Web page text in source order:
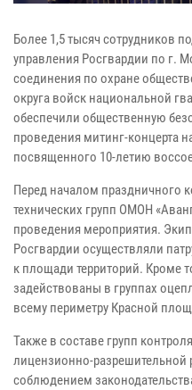
Более 1,5 тысяч сотрудников
управления Росгвардии по г.
соединения по охране
округа войск национальной
обеспечили общественную
проведения митинг-концерта
посвященного 10-летию
Перед началом праздничного
технических групп ОМОН
проведения мероприятия.
Росгвардии осуществляли
к площади территорий. Кроме
задействованы в группах
всему периметру Красной
Также в составе групп
лицензионно-разрешительной
соблюдением